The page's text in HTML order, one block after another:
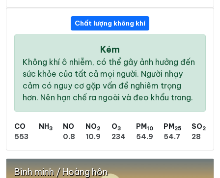
Chất lượng không khí
Kém
Không khí ô nhiễm, có thể gây ảnh hưởng đến
sức khỏe của tất cả mọi người. Người nhạy
cảm có nguy cơ gặp vấn đề nghiêm trọng
hơn. Nên hạn chế ra ngoài và đeo khẩu trang.
CO
553
NH3
NO
0.8
NO2
10.9
O3
234
PM10
54.9
PM25
54.7
SO2
28
Bình minh / Hoàng hôn